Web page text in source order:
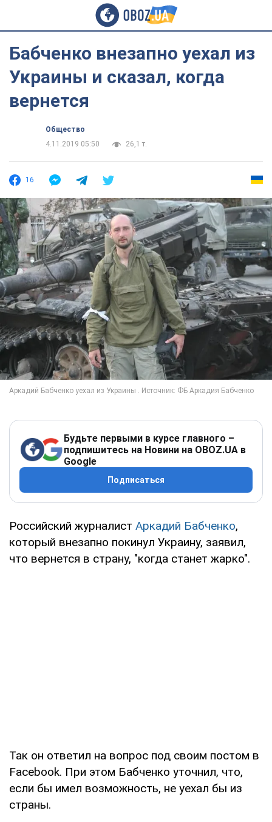
Бабченко внезапно уехал из
Украины и сказал, когда
вернется
Общество
4.11.2019 05:50
26,1 т.
16
Будьте первыми в курсе главного –
подпишитесь на Новини на OBOZ.UA в
Google
Подписаться
Российский журналист Аркадий Бабченко,
который внезапно покинул Украину, заявил,
что вернется в страну, "когда станет жарко".
Так он ответил на вопрос под своим постом в
Facebook. При этом Бабченко уточнил, что,
если бы имел возможность, не уехал бы из
страны.